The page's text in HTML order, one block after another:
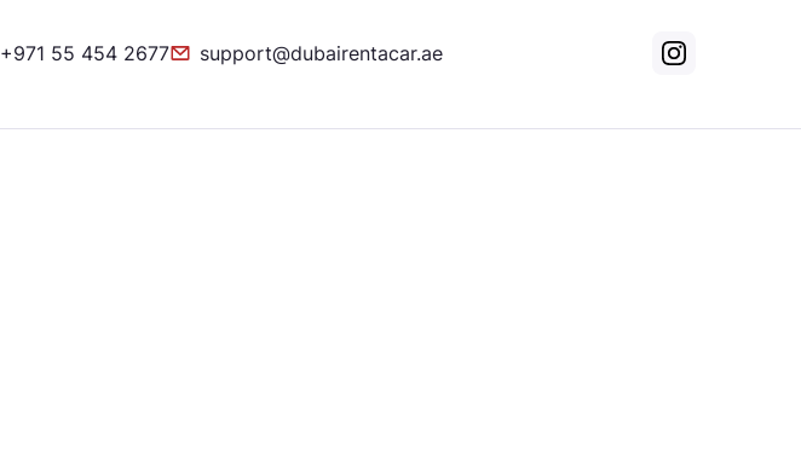
+971 55 454 2677 support@dubairentacar.ae